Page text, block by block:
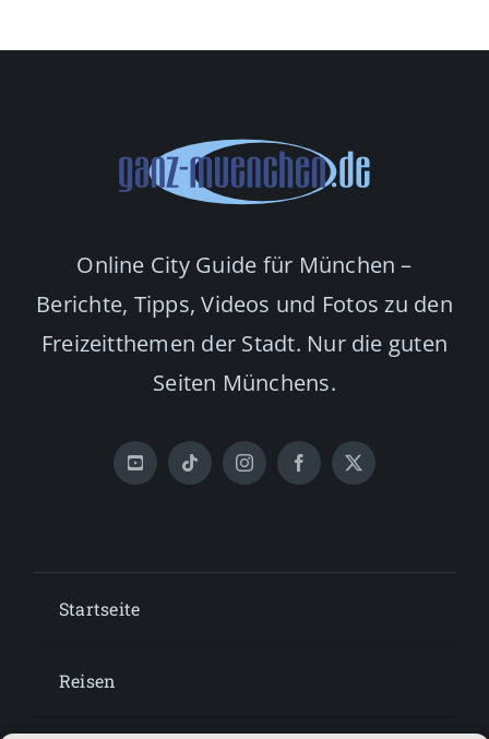
Online City Guide für München –
Berichte, Tipps, Videos und Fotos zu den
Freizeitthemen der Stadt. Nur die guten
Seiten Münchens.
Startseite
Reisen